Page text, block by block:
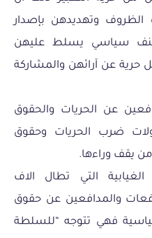
وتهديدهن بإصدار
عنف سياسي يسلط عليهن
حرية عن آرائهن والمشاركة
عن الحريات والحقوق
ضرب الحريات وحقوق
من يقف وراءها.
التي تطال الاف
والمدافعين عن حقوق
فهي تتوجه “للسلطة